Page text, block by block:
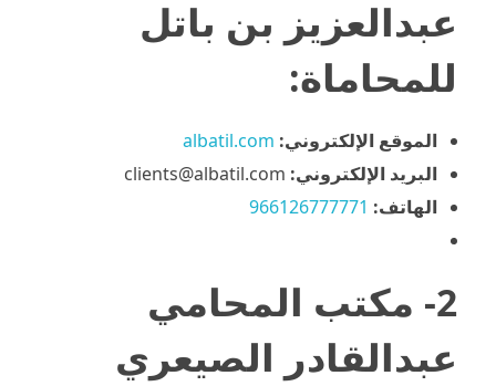
عبدالعزيز بن باتل
للمحاماة:
الموقع الإلكتروني: albatil.com
البريد الإلكتروني:
الهاتف: 966126777771
2- مكتب المحامي
عبدالقادر الصيعري